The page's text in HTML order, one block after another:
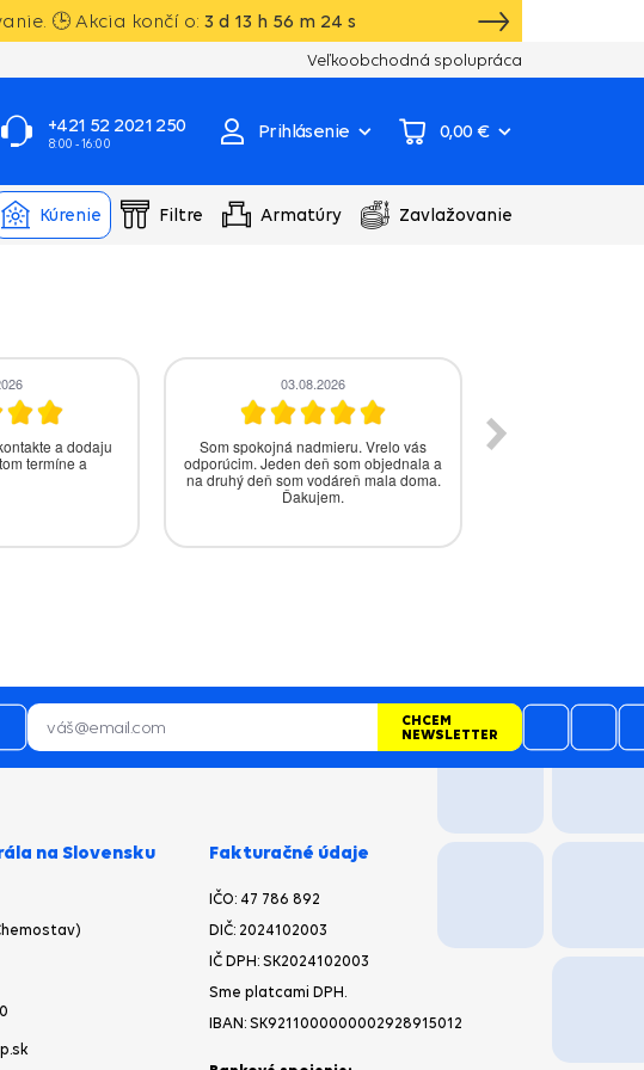
🕒 Akcia končí o: 3 d 13 h 56 m 23 s
Vlastný sklad, výroba, servisné centrum
Veľkoobchodná spolupráca
+421 52 2021 250
8:00 - 16:00
Prihlásenie 0,00 €
Kúrenie Filtre Armatúry Zavlažovanie
a dodaju
termíne a
03.08.2026
Som spokojná nadmieru. Vrelo vás
odporúcim. Jeden deň som objednala a
na druhý deň som vodáreň mala doma.
Ďakujem.
CHCEM
NEWSLETTER
na Slovensku Fakturačné údaje
IČO: 47 786 892
DIČ: 2024102003
IČ DPH: SK2024102003
Sme platcami DPH.
IBAN: SK9211000000002928915012